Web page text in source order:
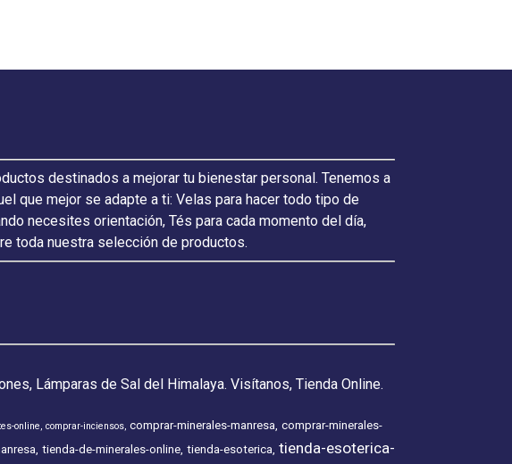
destinados a mejorar tu bienestar personal. Tenemos a
que mejor se adapte a ti: Velas para hacer todo tipo de
necesites orientación, Tés para cada momento del día,
toda nuestra selección de productos.
Lámparas de Sal del Himalaya. Visítanos, Tienda Online.
online comprar-inciensos comprar-minerales-manresa comprar-minerales-
tienda-de-minerales-online tienda-esoterica tienda-esoterica-